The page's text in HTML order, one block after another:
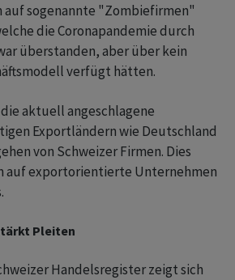
auf sogenannte "Zombiefirmen"
die Coronapandemie durch
überstanden, aber über kein
verfügt hätten.
aktuell angeschlagene
Exportländern wie Deutschland
von Schweizer Firmen. Dies
auf exportorientierte Unternehmen
Pleiten
Handelsregister zeigt sich